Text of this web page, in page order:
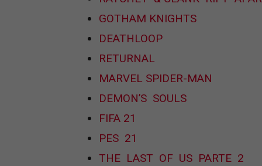
GOTHAM KNIGHTS
DEATHLOOP
RETURNAL
MARVEL SPIDER-MAN
DEMON’S SOULS
FIFA 21
PES 21
THE LAST OF US PARTE 2